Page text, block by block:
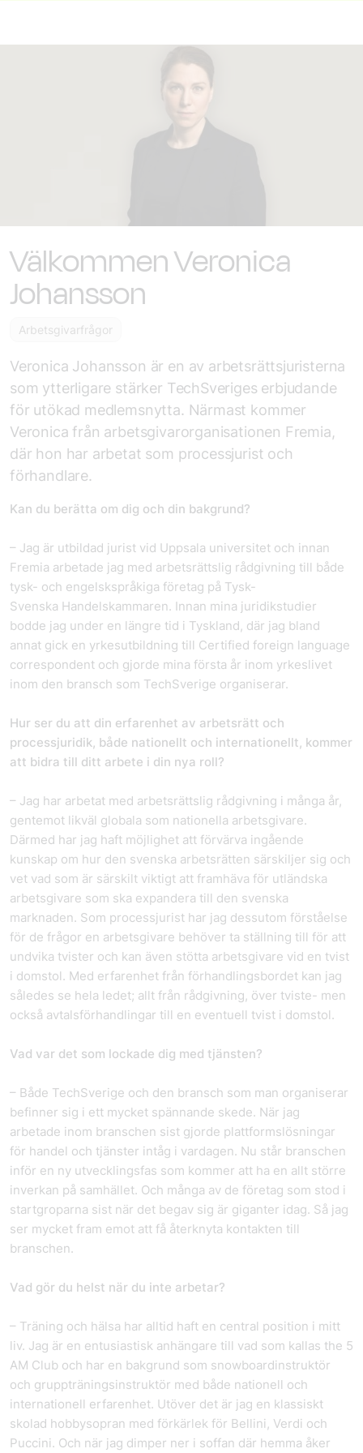
Välkommen Veronica
Johansson
Arbetsgivarfrågor
Veronica Johansson är en av arbetsrättsjuristerna
som ytterligare stärker TechSveriges erbjudande
för utökad medlemsnytta. Närmast kommer
Veronica från arbetsgivarorganisationen Fremia,
där hon har arbetat som processjurist och
förhandlare.
Kan du berätta om dig och din bakgrund?
– Jag är utbildad jurist vid Uppsala universitet och innan
Fremia arbetade jag med arbetsrättslig rådgivning till både
tysk- och engelskspråkiga företag på Tysk-
Svenska Handelskammaren. Innan mina juridikstudier
bodde jag under en längre tid i Tyskland, där jag bland
annat gick en yrkesutbildning till Certified foreign language
correspondent och gjorde mina första år inom yrkeslivet
inom den bransch som TechSverige organiserar.
Hur ser du att din erfarenhet av arbetsrätt och
processjuridik, både nationellt och internationellt, kommer
att bidra till ditt arbete i din nya roll?
– Jag har arbetat med arbetsrättslig rådgivning i många år,
gentemot likväl globala som nationella arbetsgivare.
Därmed har jag haft möjlighet att förvärva ingående
kunskap om hur den svenska arbetsrätten särskiljer sig och
vet vad som är särskilt viktigt att framhäva för utländska
arbetsgivare som ska expandera till den svenska
marknaden. Som processjurist har jag dessutom förståelse
för de frågor en arbetsgivare behöver ta ställning till för att
undvika tvister och kan även stötta arbetsgivare vid en tvist
i domstol. Med erfarenhet från förhandlingsbordet kan jag
således se hela ledet; allt från rådgivning, över tviste- men
också avtalsförhandlingar till en eventuell tvist i domstol.
Vad var det som lockade dig med tjänsten?
– Både TechSverige och den bransch som man organiserar
befinner sig i ett mycket spännande skede. När jag
arbetade inom branschen sist gjorde plattformslösningar
för handel och tjänster intåg i vardagen. Nu står branschen
inför en ny utvecklingsfas som kommer att ha en allt större
inverkan på samhället. Och många av de företag som stod i
startgroparna sist när det begav sig är giganter idag. Så jag
ser mycket fram emot att få återknyta kontakten till
branschen.
Vad gör du helst när du inte arbetar?
– Träning och hälsa har alltid haft en central position i mitt
liv. Jag är en entusiastisk anhängare till vad som kallas the 5
AM Club och har en bakgrund som snowboardinstruktör
och gruppträningsinstruktör med både nationell och
internationell erfarenhet. Utöver det är jag en klassiskt
skolad hobbysopran med förkärlek för Bellini, Verdi och
Puccini. Och när jag dimper ner i soffan där hemma åker